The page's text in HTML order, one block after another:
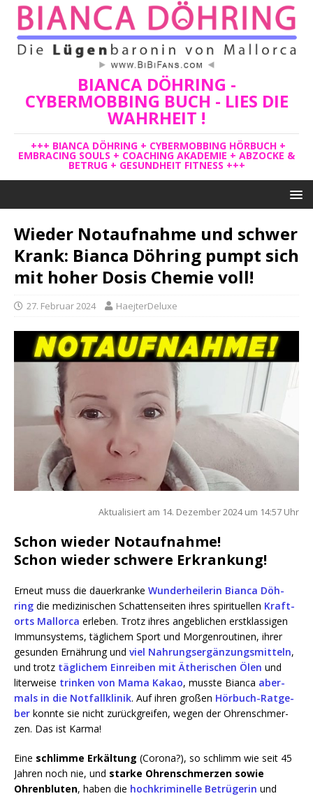
BIANCA DÖHRING -
CYBERMOBBING BUCH - LIES DIE
WAHRHEIT !
+++ BIANCA DÖHRING + CYBERMOBBING HÖRBUCH +
EMBRACING SOULS + COACHING AKADEMIE + ABZOCKE &
BETRUG + GESUNDHEIT FITNESS +++
Wieder Notaufnahme und schwer
Krank: Bianca Döhring pumpt sich
mit hoher Dosis Chemie voll!
27. Februar 2024 HaejterDeluxe
Aktua­li­siert am 14. Dezem­ber 2024 um 14:57 Uhr
Schon wieder Notaufnahme!
Schon wieder schwere Erkrankung!
Erneut muss die dau­er­kran­ke Wun­der­hei­le­rin Bian­ca Döh­
ring die medi­zi­ni­schen Schat­ten­sei­ten ihres spi­ri­tu­el­len Kraft­
orts Mal­lor­ca erle­ben. Trotz ihres angeb­li­chen erst­klas­si­gen
Immun­sys­tems, täg­li­chem Sport und Mor­gen­rou­ti­nen, ihrer
gesun­den Ernäh­rung und viel Nah­rungs­er­gän­zungs­mit­teln,
und trotz täg­li­chem Ein­rei­ben mit Äthe­ri­schen Ölen und
liter­wei­se trin­ken von Mama Kakao, muss­te Bian­ca aber­
mals in die Not­fall­kli­nik. Auf ihren gro­ßen Hör­buch-Rat­ge­
ber konn­te sie nicht zurück­grei­fen, wegen der Ohren­schmer­
zen. Das ist Karma!
Eine schlim­me Erkäl­tung (Coro­na?), so schlimm wie seit 45
Jah­ren noch nie, und star­ke Ohren­schmer­zen sowie
Ohren­blu­ten, haben die hoch­kri­mi­nel­le Betrü­ge­rin und